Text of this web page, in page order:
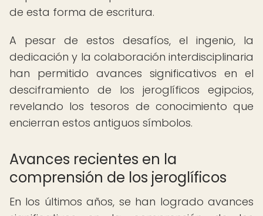
de esta forma de escritura.
A pesar de estos desafíos, el ingenio, la
dedicación y la colaboración interdisciplinaria
han permitido avances significativos en el
desciframiento de los jeroglíficos egipcios,
revelando los tesoros de conocimiento que
encierran estos antiguos símbolos.
Avances recientes en la
comprensión de los jeroglíficos
En los últimos años, se han logrado avances